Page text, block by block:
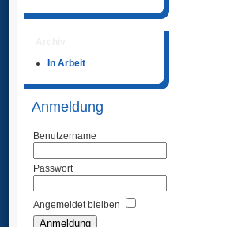
In Arbeit
Anmeldung
Benutzername
Passwort
Angemeldet bleiben